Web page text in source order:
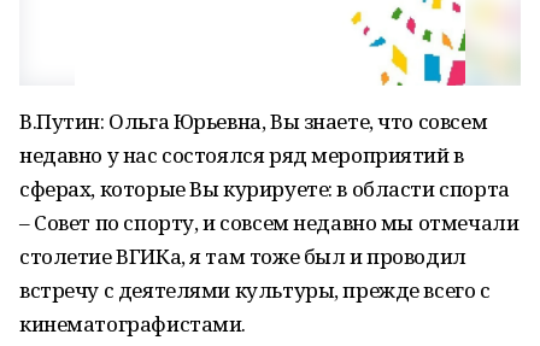
В.Путин: Ольга Юрьевна, Вы знаете, что совсем
недавно у нас состоялся ряд мероприятий в
сферах, которые Вы курируете: в области спорта
– Совет по спорту, и совсем недавно мы отмечали
столетие ВГИКа, я там тоже был и проводил
встречу с деятелями культуры, прежде всего с
кинематографистами.